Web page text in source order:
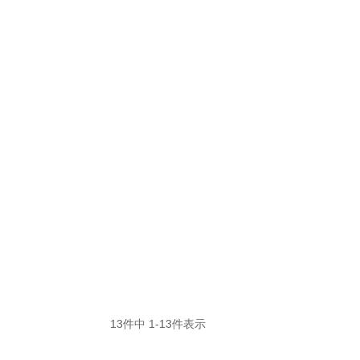
13件中 1-13件表示